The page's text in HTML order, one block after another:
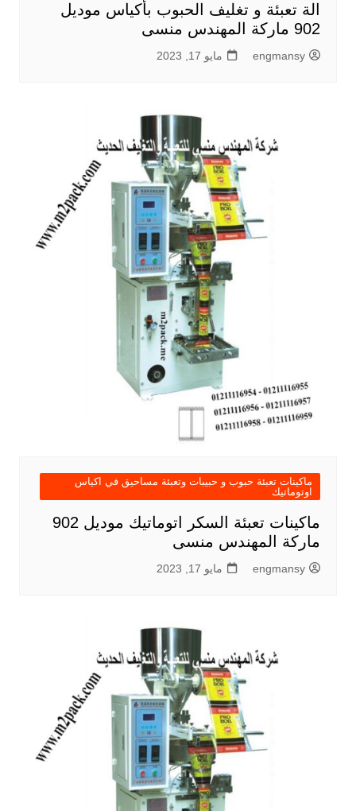
الة تعبئة و تغليف الحبوب بأكياس موديل
902 ماركة المهندس منسى
engmansy مايو 17, 2023
ماكينات تعبئة حبوب و حبيبات وتعبئة مساحيق في اكياس
اوتوماتيك
ماكينات تعبئة السكر اتوماتيك موديل 902
ماركة المهندس منسى
engmansy مايو 17, 2023